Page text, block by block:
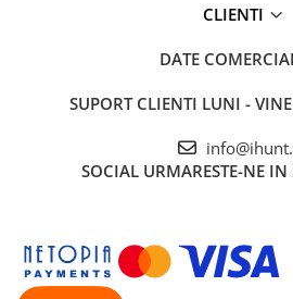
CLIENTI
DATE
SUPORT CLIENTI LUNI -
SOCIAL URMARESTE-NE